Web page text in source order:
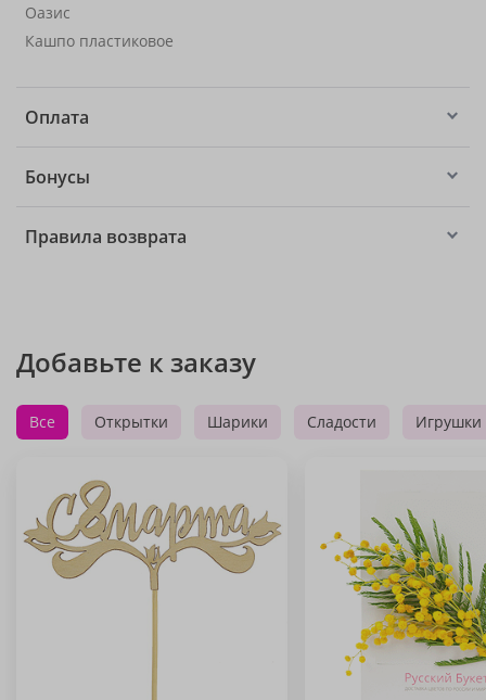
Оазис
Кашпо пластиковое
Оплата
Бонусы
Правила возврата
Добавьте к заказу
Все Открытки Шарики Сладости Игрушки